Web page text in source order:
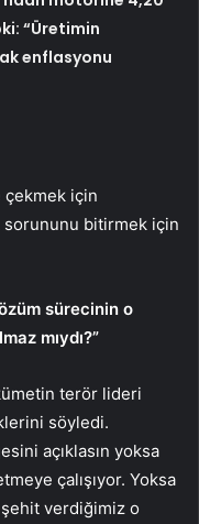
“Üretimin
enflasyonu
çekmek için
sorununu bitirmek için
sürecinin o
mıydı?”
terör lideri
söyledi.
açıklasın yoksa
çalışıyor. Yoksa
verdiğimiz o